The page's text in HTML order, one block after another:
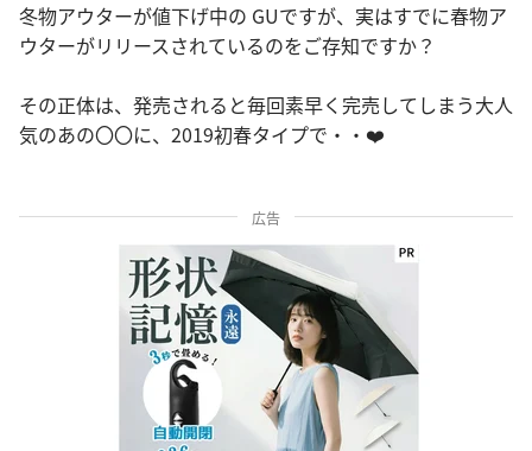
冬物アウターが値下げ中の GUですが、実はすでに春物ア
ウターがリリースされているのをご存知ですか？
その正体は、発売されると毎回素早く完売してしまう大人
気のあの〇〇に、2019初春タイプで・・❤️
広告